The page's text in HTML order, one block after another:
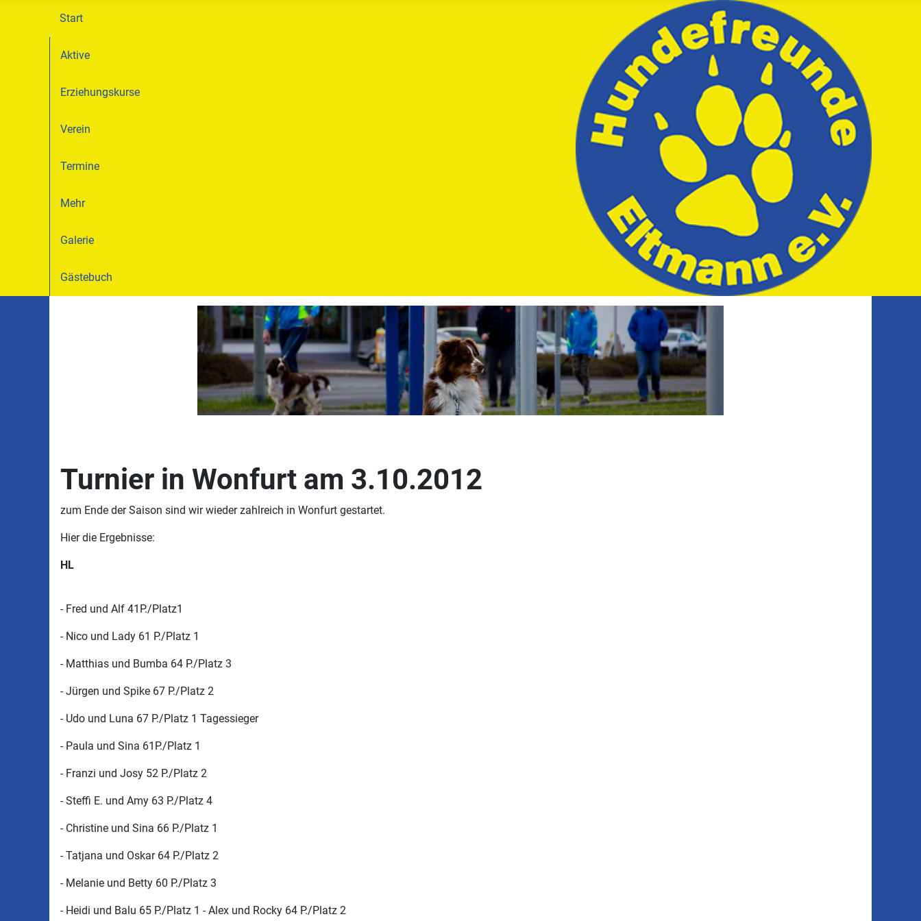
Start
Aktive
Erziehungskurse
Verein
Termine
Mehr
Galerie
Gästebuch
Turnier in Wonfurt am 3.10.2012
zum Ende der Saison sind wir wieder zahlreich in Wonfurt gestartet.
Hier die Ergebnisse:
HL
- Fred und Alf 41P./Platz1
- Nico und Lady 61 P./Platz 1
- Matthias und Bumba 64 P./Platz 3
- Jürgen und Spike 67 P./Platz 2
- Udo und Luna 67 P./Platz 1 Tagessieger
- Paula und Sina 61P./Platz 1
- Franzi und Josy 52 P./Platz 2
- Steffi E. und Amy 63 P./Platz 4
- Christine und Sina 66 P./Platz 1
- Tatjana und Oskar 64 P./Platz 2
- Melanie und Betty 60 P./Platz 3
- Heidi und Balu 65 P./Platz 1 - Alex und Rocky 64 P./Platz 2